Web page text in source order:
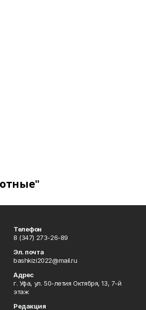
Телефон
8 (347) 273-26-89
Эл. почта
bashkizi2022@mail.ru
Адрес
г. Уфа, ул. 50-летия Октября, 13, 7-й
этаж
Редакция